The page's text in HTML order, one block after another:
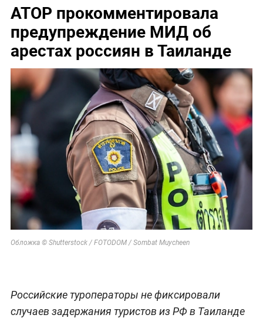
АТОР прокомментировала
предупреждение МИД об
арестах россиян в Таиланде
Обложка © Shutterstock / FOTODOM / Sombat Muycheen
Российские туроператоры не фиксировали
случаев задержания туристов из РФ в Таиланде